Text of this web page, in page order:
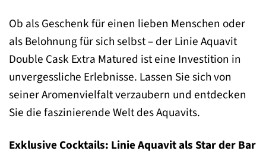
Ob als Geschenk für einen lieben Menschen oder
als Belohnung für sich selbst – der Linie Aquavit
Double Cask Extra Matured ist eine Investition in
unvergessliche Erlebnisse. Lassen Sie sich von
seiner Aromenvielfalt verzaubern und entdecken
Sie die faszinierende Welt des Aquavits.
Exklusive Cocktails: Linie Aquavit als Star der Bar